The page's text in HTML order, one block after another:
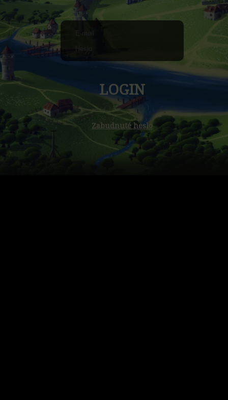
LOGIN
Zabudnuté heslo